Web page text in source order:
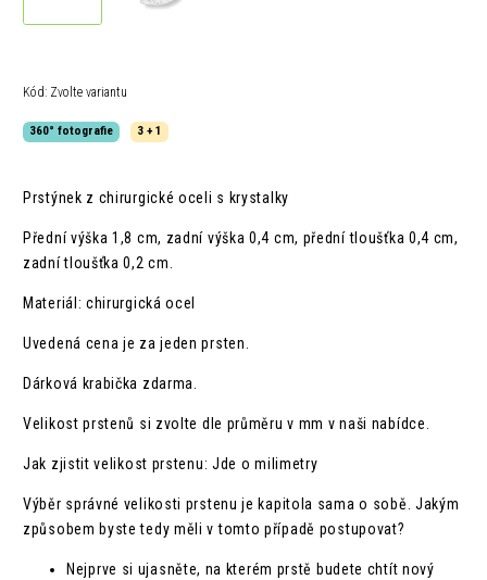
Kód: Zvolte variantu
360° fotografie 3 + 1
Prstýnek z chirurgické oceli s krystalky
Přední výška 1,8 cm, zadní výška 0,4 cm, přední tloušťka 0,4 cm,
zadní tloušťka 0,2 cm.
Materiál: chirurgická ocel
Uvedená cena je za jeden prsten.
Dárková krabička zdarma.
Velikost prstenů si zvolte dle průměru v mm v naši nabídce.
Jak zjistit velikost prstenu: Jde o milimetry
Výběr správné velikosti prstenu je kapitola sama o sobě. Jakým
způsobem byste tedy měli v tomto případě postupovat?
Nejprve si ujasněte, na kterém prstě budete chtít nový